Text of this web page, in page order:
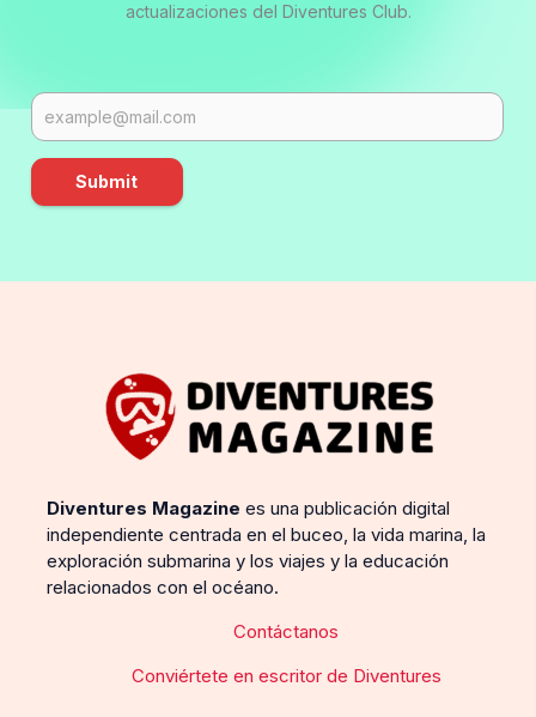
actualizaciones del Diventures Club.
Submit
Diventures Magazine es una publicación digital
independiente centrada en el buceo, la vida marina, la
exploración submarina y los viajes y la educación
relacionados con el océano.
Contáctanos
Conviértete en escritor de Diventures